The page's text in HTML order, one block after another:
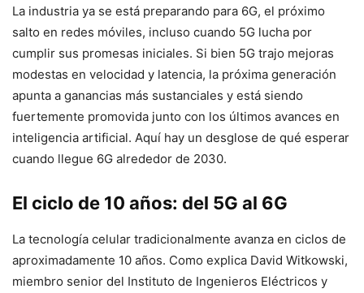
La industria ya se está preparando para 6G, el próximo
salto en redes móviles, incluso cuando 5G lucha por
cumplir sus promesas iniciales. Si bien 5G trajo mejoras
modestas en velocidad y latencia, la próxima generación
apunta a ganancias más sustanciales y está siendo
fuertemente promovida junto con los últimos avances en
inteligencia artificial. Aquí hay un desglose de qué esperar
cuando llegue 6G alrededor de 2030.
El ciclo de 10 años: del 5G al 6G
La tecnología celular tradicionalmente avanza en ciclos de
aproximadamente 10 años. Como explica David Witkowski,
miembro senior del Instituto de Ingenieros Eléctricos y